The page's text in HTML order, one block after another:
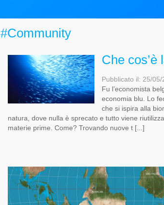
#Community
Che cos’è
Pubblicato il: 25/05/
Fu l’economista
economia blu. Lo
che si ispira alla
natura, dove nulla è sprecato e tutto viene
materie prime. Come? Trovando nuove t [...]